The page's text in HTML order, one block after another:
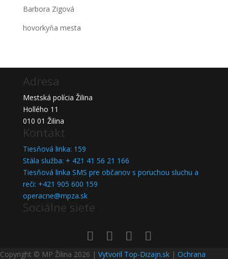
Barbora Zigová
hovorkyňa mesta
Adresa
Mestská polícia Žilina
Hollého 11
010 01 Žilina
Kontakt
Tiesňová linka: 159
Stála služba: + 421 41 56 21 166
Tiesňová linka SMS pre občanov s poruchou sluchu a
reči: +421 905 600 159
operacne@mpza.sk
Sociálne siete
Copyright © MP Žilina 2026 | Vytvoril Top-Dizajn.sk | Ochrana